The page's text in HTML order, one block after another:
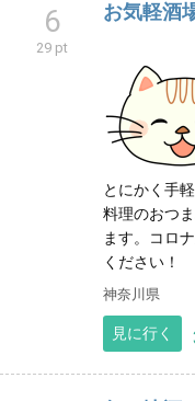
6
29 pt
お気軽酒
とにかく手
料理のおつ
ます。コロ
ください！
神奈川県
見に行く